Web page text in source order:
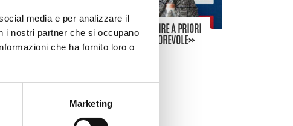
media e per analizzare il
i nostri partner che si occupano
che ha fornito loro o
Marketing
VITUCCI: «DIFFICILE STABILIRE A PRIORI
SE UN CALENDARIO SIA FAVOREVOLE»
Ago 3, 2026